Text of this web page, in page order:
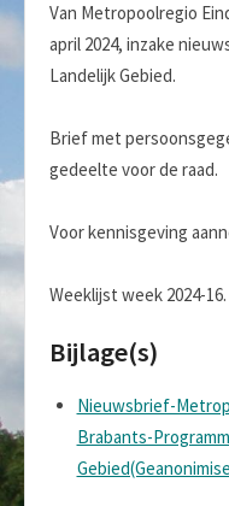
Van Metropoolregio
april 2024, inzake
Landelijk Gebied.
Brief met
gedeelte voor de raad.
Voor kennisgeving
Weeklijst week 2024-16.
Bijlage(s)
Nieuwsbrief-
Brabants-